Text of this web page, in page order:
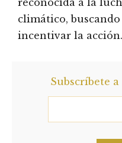
reconocida a la
climático,
incentivar la acción.
Subscríbete